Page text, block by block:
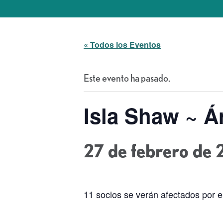
« Todos los Eventos
Este evento ha pasado.
Isla Shaw ~
27 de febrero de
11 socios se verán afectados por